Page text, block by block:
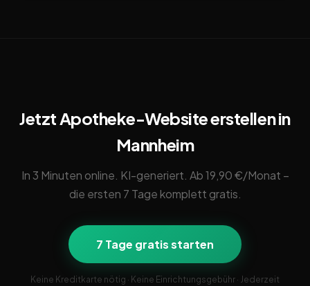
Jetzt Apotheke-Website erstellen in
Mannheim
In 3 Minuten online. KI-generiert. Ab 19,90 €/Monat –
die ersten 7 Tage komplett gratis.
7 Tage gratis starten
Keine Kreditkarte nötig · Keine Einrichtungsgebühr · Jederzeit